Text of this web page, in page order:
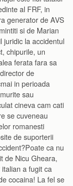
al FRF, in
generator de AVS
si de Marian
juridic la accidentul
chipurile, un
ferata fara sa
de
in perioada
sau
cineva cam cati
se cuveneau
romanesti
de suporterii
ca nu
de Nicu Gheara,
a fugit ca
cocaina! La fel se